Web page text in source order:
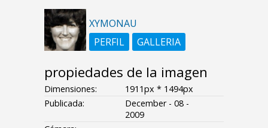
XYMONAU
PERFIL
GALLERIA
propiedades de la imagen
Dimensiones:
1911px * 1494px
Publicada:
December - 08 -
2009